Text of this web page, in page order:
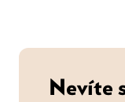
Nevíte